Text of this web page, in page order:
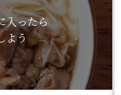
入ったら
よう